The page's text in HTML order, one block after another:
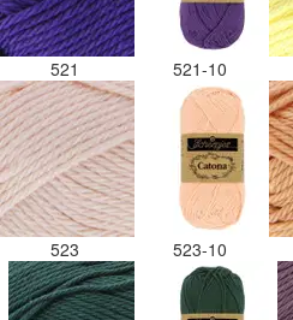
521 521-10
523 523-10